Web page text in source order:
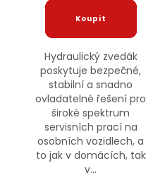
Hydraulický zvedák
poskytuje bezpečné,
stabilní a snadno
ovladatelné řešení pro
široké spektrum
servisních prací na
osobních vozidlech, a
to jak v domácích, tak
v...